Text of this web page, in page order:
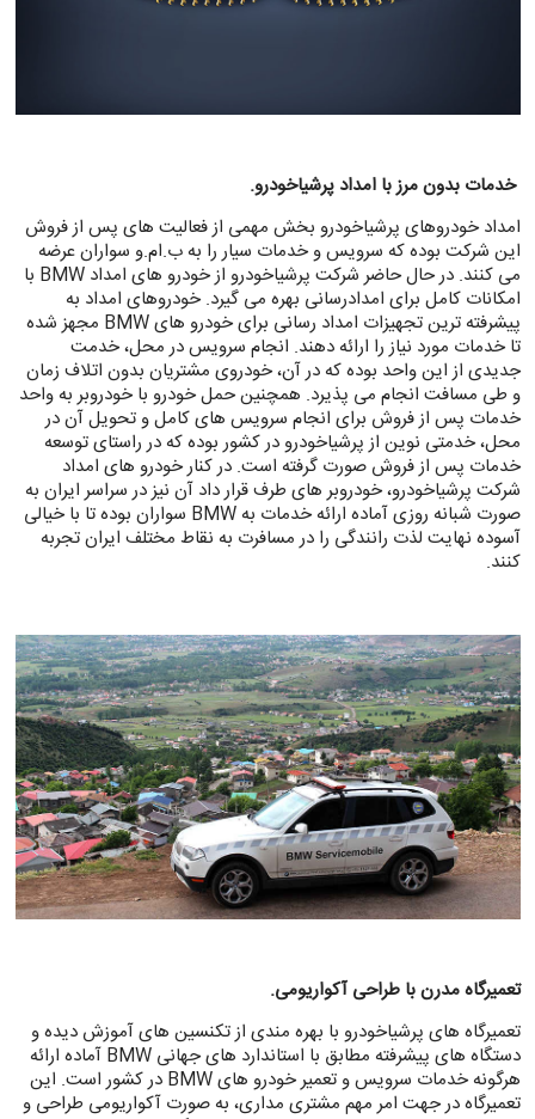
خدمات بدون مرز با امداد پرشیاخودرو.
امداد خودروهای پرشیاخودرو بخش مهمی از فعالیت های پس از فروش
این شرکت بوده که سرویس و خدمات سیار را به ب.ام.و سواران عرضه
می کنند. در حال حاضر شرکت پرشیاخودرو از خودرو های امداد BMW با
امکانات کامل برای امدادرسانی بهره می گیرد. خودروهای امداد به
پیشرفته ترین تجهیزات امداد رسانی برای خودرو های BMW مجهز شده
تا خدمات مورد نیاز را ارائه دهند. انجام سرویس در محل، خدمت
جدیدی از این واحد بوده که در آن، خودروی مشتریان بدون اتلاف زمان
و طی مسافت انجام می پذیرد. همچنین حمل خودرو با خودروبر به واحد
خدمات پس از فروش برای انجام سرویس های کامل و تحویل آن در
محل، خدمتی نوین از پرشیاخودرو در کشور بوده که در راستای توسعه
خدمات پس از فروش صورت گرفته است. در کنار خودرو های امداد
شرکت پرشیاخودرو، خودروبر های طرف قرار داد آن نیز در سراسر ایران به
صورت شبانه روزی آماده ارائه خدمات به BMW سواران بوده تا با خیالی
آسوده نهایت لذت رانندگی را در مسافرت به نقاط مختلف ایران تجربه
کنند.
تعمیرگاه مدرن با طراحی آکواریومی.
تعمیرگاه های پرشیاخودرو با بهره مندی از تکنسین های آموزش دیده و
دستگاه های پیشرفته مطابق با استاندارد های جهانی BMW آماده ارائه
هرگونه خدمات سرویس و تعمیر خودرو های BMW در کشور است. این
تعمیرگاه در جهت امر مهم مشتری مداری، به صورت آکواریومی طراحی و